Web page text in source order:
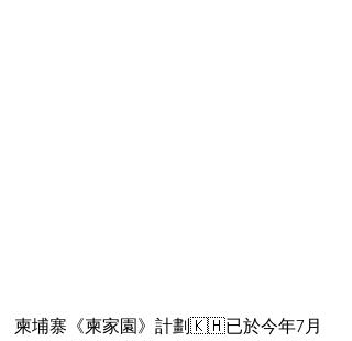
柬埔寨《柬家園》計劃🇰🇭已於今年7月